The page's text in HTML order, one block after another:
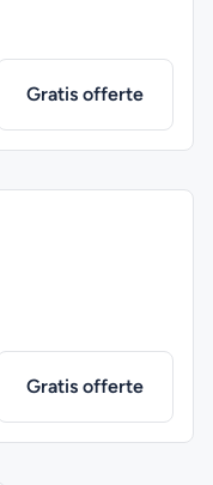
Gratis offerte
Gratis offerte